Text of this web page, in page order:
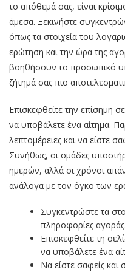
το απόθεμά σας, είναι
άμεσα. Ξεκινήστε
όπως τα στοιχεία του
ερώτηση και την ώρα της
βοηθήσουν το προσωπικό
ζήτημά σας πιο
Επισκεφθείτε την επίσημη
να υποβάλετε ένα αίτημα.
λεπτομέρειες και να είστε
Συνήθως, οι ομάδες
ημερών, αλλά οι χρόνοι
ανάλογα με τον όγκο των
Συγκεντρώστε τα
πληροφορίες αγοράς.
Επισκεφθείτε τη
να υποβάλετε ένα
Να είστε σαφείς